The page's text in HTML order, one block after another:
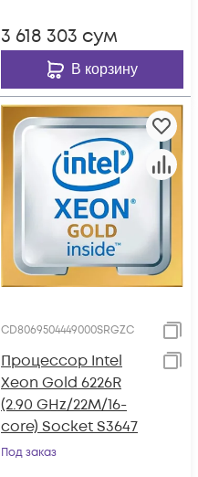
3 618 303 сум
В корзину
CD8069504449000SRGZC
Процессор Intel
Xeon Gold 6226R
(2.90 GHz/22M/16-
core) Socket S3647
Под заказ